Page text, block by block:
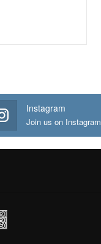
Instagram
Join us on Instagram